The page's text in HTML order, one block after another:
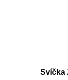
Svíčka